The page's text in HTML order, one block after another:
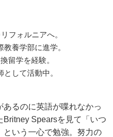
フォルニアへ。
養学部に進学。
留学を経験。
して活動中。
るのに英語が喋れなかっ
Spearsを見て「いつ
いう一心で勉強。努力の